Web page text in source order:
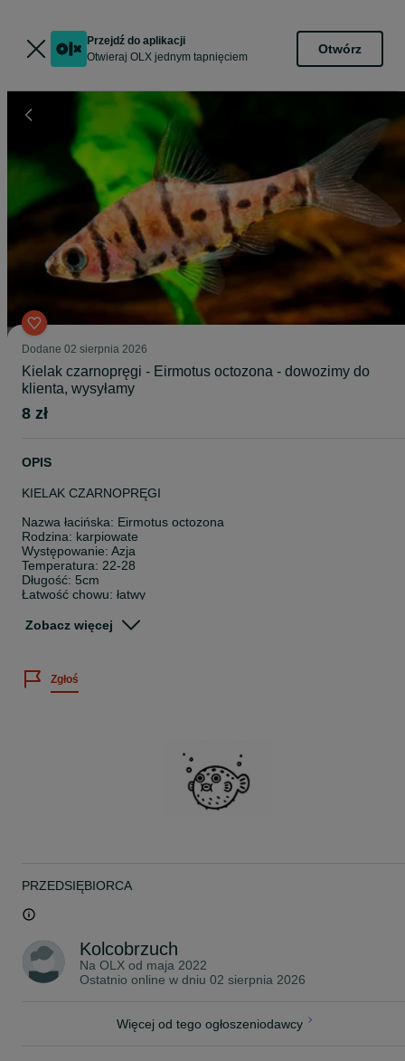
Przejdź do aplikacji
Otwieraj OLX jednym tapnięciem
Otwórz
Dodane 02 sierpnia 2026
Kielak czarnopręgi - Eirmotus octozona - dowozimy do
klienta, wysyłamy
8 zł
OPIS
KIELAK CZARNOPRĘGI
Nazwa łacińska: Eirmotus octozona
Rodzina: karpiowate
Występowanie: Azja
Temperatura: 22-28
Długość: 5cm
Łatwość chowu: łatwy
Posiadamy bogatą ofertę ryb akwariowych, skorupiaków oraz roślin
wodnych.
Twoje zamówienie dotrze do Ciebie bezpiecznie, ponieważ:
Rybki pakujemy w podwójne worki wypełnione czystym tlenem z
Przesyłki dostarczamy kurierem na terenie całej Polski, w pełnej
zgodności z obowiązującymi przepisami prawa.
Posiadamy wymagane uprawnienia oraz zawartą umowę, które
umożliwiają nam legalny przewóz żywych zwierząt.
Koszt wysyłki:
Zobacz więcej
Zgłoś
PRZEDSIĘBIORCA
Kolcobrzuch
Na OLX od maja 2022
Ostatnio online w dniu 02 sierpnia 2026
Więcej od tego ogłoszeniodawcy